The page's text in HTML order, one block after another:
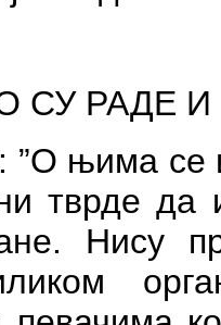
СУ РАДЕ
”О њима се
тврде да
Нису